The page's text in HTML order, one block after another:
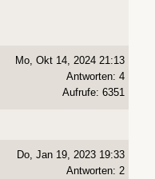
Mo, Okt 14, 2024 21:13
Antworten: 4
Aufrufe: 6351
Do, Jan 19, 2023 19:33
Antworten: 2